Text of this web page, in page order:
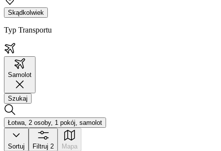
Skądkolwiek
Typ Transportu
Samolot
Szukaj
Łotwa, 2 osoby, 1 pokój, samolot
Sortuj Filtruj 2 Mapa